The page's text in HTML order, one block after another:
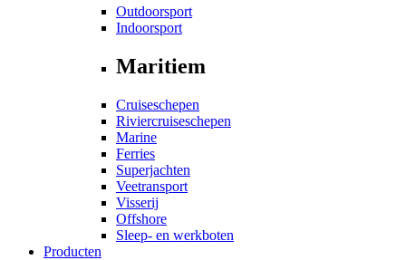
Outdoorsport
Indoorsport
Maritiem
Cruiseschepen
Riviercruiseschepen
Marine
Ferries
Superjachten
Veetransport
Visserij
Offshore
Sleep- en werkboten
Producten